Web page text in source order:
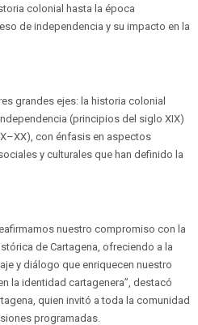
colonial hasta la época
de independencia y su impacto en la
grandes ejes: la historia colonial
(principios del siglo XIX)
con énfasis en aspectos
y culturales que han definido la
nuestro compromiso con la
de Cartagena, ofreciendo a la
y diálogo que enriquecen nuestro
la identidad cartagenera”, destacó
quien invitó a toda la comunidad
programadas.